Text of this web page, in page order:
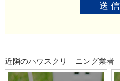
送 信
近隣のハウスクリーニング業者